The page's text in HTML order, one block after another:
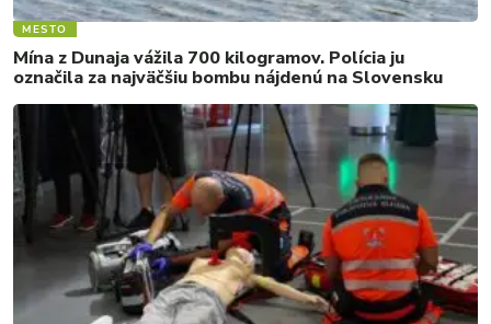
MESTO
Mína z Dunaja vážila 700 kilogramov. Polícia ju
označila za najväčšiu bombu nájdenú na Slovensku